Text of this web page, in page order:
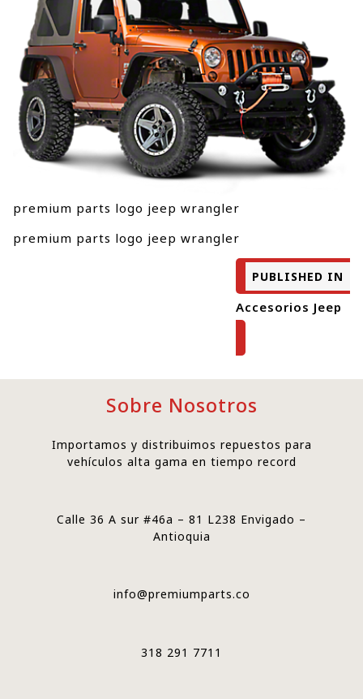
premium parts logo jeep wrangler
premium parts logo jeep wrangler
PUBLISHED IN
Accesorios Jeep
Sobre Nosotros
Importamos y distribuimos repuestos para
vehículos alta gama en tiempo record
Calle 36 A sur #46a – 81 L238 Envigado –
Antioquia
info@premiumparts.co
318 291 7711